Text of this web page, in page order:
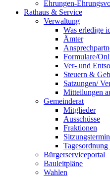
Ehrungen-
Rathaus & Service
Verwaltung
Was erledige
Ämter
Formulare/
Ver- und
Steuern &
Satzungen/
Mitteilungen
Gemeinderat
Mitglieder
Ausschüsse
Fraktionen
Bürgerserviceportal
Bauleitpläne
Wahlen